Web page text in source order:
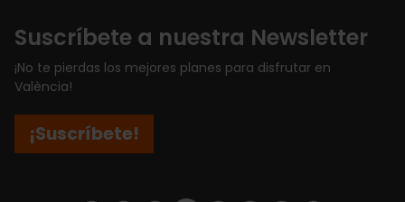
Suscríbete a nuestra Newsletter
¡No te pierdas los mejores planes para disfrutar en
València!
¡Suscríbete!